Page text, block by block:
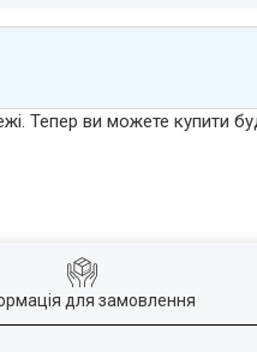
Тепер ви можете купити
для замовлення